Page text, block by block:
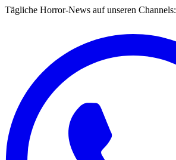
Tägliche Horror-News auf unseren Channels: